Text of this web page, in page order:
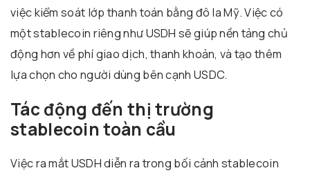
việc kiểm soát lớp thanh toán bằng đô la Mỹ. Việc có
một stablecoin riêng như USDH sẽ giúp nền tảng chủ
động hơn về phí giao dịch, thanh khoản, và tạo thêm
lựa chọn cho người dùng bên cạnh USDC.
Tác động đến thị trường
stablecoin toàn cầu
Việc ra mắt USDH diễn ra trong bối cảnh stablecoin